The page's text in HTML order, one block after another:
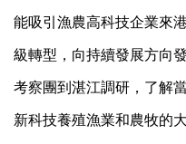
能吸引漁農高科技企業來
級轉型，向持續發展方向
考察團到湛江調研，了解
新科技養殖漁業和農牧的